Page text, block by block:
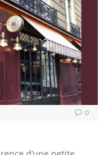
0